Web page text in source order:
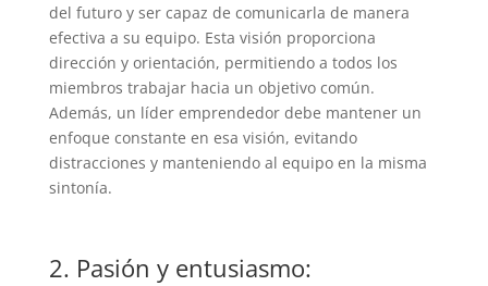
del futuro y ser capaz de comunicarla de manera
efectiva a su equipo. Esta visión proporciona
dirección y orientación, permitiendo a todos los
miembros trabajar hacia un objetivo común.
Además, un líder emprendedor debe mantener un
enfoque constante en esa visión, evitando
distracciones y manteniendo al equipo en la misma
sintonía.
2. Pasión y entusiasmo: